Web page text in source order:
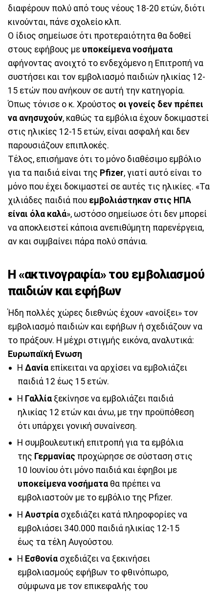
διαφέρουν πολύ από τους νέους 18-20 ετών, διότι
κινούνται, πάνε σχολείο κλπ.
Ο ίδιος σημείωσε ότι προτεραιότητα θα δοθεί
στους εφήβους με υποκείμενα νοσήματα
αφήνοντας ανοιχτό το ενδεχόμενο η Επιτροπή να
συστήσει και τον εμβολιασμό παιδιών ηλικίας 12-
15 ετών που ανήκουν σε αυτή την κατηγορία.
Όπως τόνισε ο κ. Χρούστος οι γονείς δεν πρέπει
να ανησυχούν, καθώς τα εμβόλια έχουν δοκιμαστεί
στις ηλικίες 12-15 ετών, είναι ασφαλή και δεν
παρουσιάζουν επιπλοκές.
Τέλος, επισήμανε ότι το μόνο διαθέσιμο εμβόλιο
για τα παιδιά είναι της Pfizer, γιατί αυτό είναι το
μόνο που έχει δοκιμαστεί σε αυτές τις ηλικίες. «Τα
χιλιάδες παιδιά που εμβολιάστηκαν στις ΗΠΑ
είναι όλα καλά», ωστόσο σημείωσε ότι δεν μπορεί
να αποκλειστεί κάποια ανεπιθύμητη παρενέργεια,
αν και συμβαίνει πάρα πολύ σπάνια.
Η «ακτινογραφία» του εμβολιασμού
παιδιών και εφήβων
Ήδη πολλές χώρες διεθνώς έχουν «ανοίξει» τον
εμβολιασμό παιδιών και εφήβων ή σχεδιάζουν να
το πράξουν. Η μέχρι στιγμής εικόνα, αναλυτικά:
Ευρωπαϊκή Ενωση
Η Δανίαεπίκειται να αρχίσει να εμβολιάζει
παιδιά 12 έως 15 ετών.
Η Γαλλίαξεκίνησε να εμβολιάζει παιδιά
ηλικίας 12 ετών και άνω, με την προϋπόθεση
ότι υπάρχει γονική συναίνεση.
Η συμβουλευτική επιτροπή για τα εμβόλια
της Γερμανίας προχώρησε σε σύσταση στις
10 Ιουνίου ότι μόνο παιδιά και έφηβοι με
υποκείμενα νοσήματαθα πρέπει να
εμβολιαστούν με το εμβόλιο της Pfizer.
Η Αυστρίασχεδιάζει κατά πληροφορίες να
εμβολιάσει 340.000 παιδιά ηλικίας 12-15
έως τα τέλη Αυγούστου.
Η Εσθονίασχεδιάζει να ξεκινήσει
εμβολιασμούς εφήβων το φθινόπωρο,
σύμφωνα με τον επικεφαλής του